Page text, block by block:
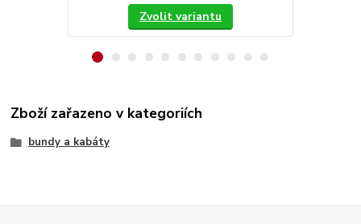
Zvolit variantu
Zboží zařazeno v kategoriích
bundy a kabáty